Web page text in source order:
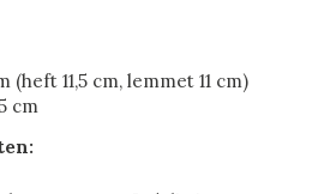
(heft 11,5 cm, lemmet 11 cm)
cm